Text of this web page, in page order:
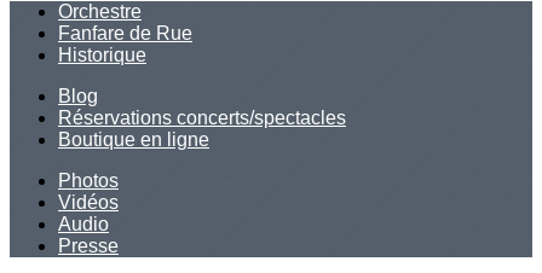
Orchestre
Fanfare de Rue
Historique
Blog
Réservations concerts/spectacles
Boutique en ligne
Photos
Vidéos
Audio
Presse